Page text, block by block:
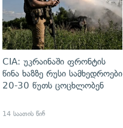
CIA: უკრაინაში ფრონტის
წინა ხაზზე რუსი სამხედროები
20-30 წუთს ცოცხლობენ
14 საათის წინ